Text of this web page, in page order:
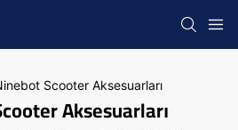
Scooter Aksesuarları
Aksesuarları